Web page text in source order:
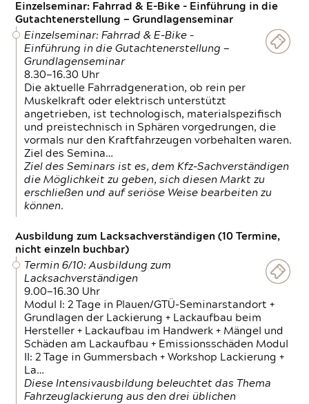
Einzelseminar: Fahrrad & E-Bike - Einführung in die
Gutachtenerstellung — Grundlagenseminar
Einzelseminar: Fahrrad & E-Bike -
Einführung in die Gutachtenerstellung —
Grundlagenseminar
8.30—16.30 Uhr
Die aktuelle Fahrradgeneration, ob rein per
Muskelkraft oder elektrisch unterstützt
angetrieben, ist technologisch, materialspezifisch
und preistechnisch in Sphären vorgedrungen, die
vormals nur den Kraftfahrzeugen vorbehalten waren.
Ziel des Semina…
Ziel des Seminars ist es, dem Kfz-Sachverständigen
die Möglichkeit zu geben, sich diesen Markt zu
erschließen und auf seriöse Weise bearbeiten zu
können.
Ausbildung zum Lacksachverständigen (10 Termine,
nicht einzeln buchbar)
Termin 6/10: Ausbildung zum
Lacksachverständigen
9.00—16.30 Uhr
Modul I: 2 Tage in Plauen/GTÜ-Seminarstandort +
Grundlagen der Lackierung + Lackaufbau beim
Hersteller + Lackaufbau im Handwerk + Mängel und
Schäden am Lackaufbau + Emissionsschäden Modul
II: 2 Tage in Gummersbach + Workshop Lackierung +
La…
Diese Intensivausbildung beleuchtet das Thema
Fahrzeuglackierung aus den drei üblichen